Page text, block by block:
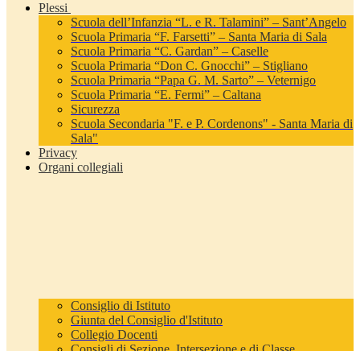
Plessi
Scuola dell’Infanzia “L. e R. Talamini” – Sant’Angelo
Scuola Primaria “F. Farsetti” – Santa Maria di Sala
Scuola Primaria “C. Gardan” – Caselle
Scuola Primaria “Don C. Gnocchi” – Stigliano
Scuola Primaria “Papa G. M. Sarto” – Veternigo
Scuola Primaria “E. Fermi” – Caltana
Sicurezza
Scuola Secondaria "F. e P. Cordenons" - Santa Maria di
Sala"
Privacy
Organi collegiali
Consiglio di Istituto
Giunta del Consiglio d'Istituto
Collegio Docenti